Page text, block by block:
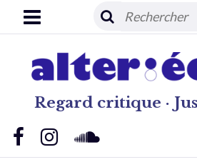
Regard critique ·